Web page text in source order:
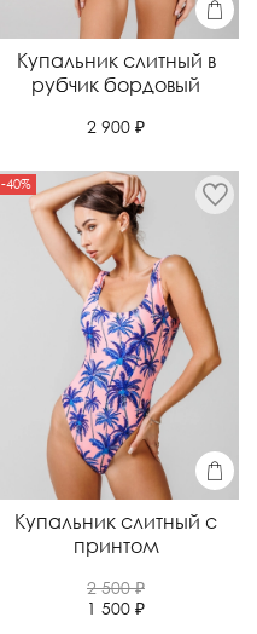
Купальник слитный в
рубчик бордовый
2 900 ₽
-40%
Купальник слитный с
принтом
2 500 ₽
1 500 ₽